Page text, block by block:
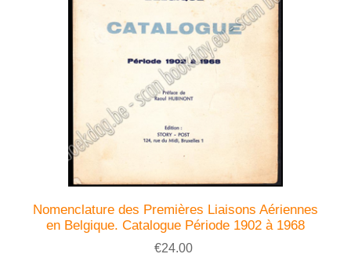
Nomenclature des Premières Liaisons Aériennes
en Belgique. Catalogue Période 1902 à 1968
€24.00